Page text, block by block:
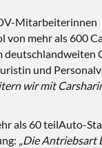
Mitarbeiterinnen
mehr als 600
und
wir mit
als 60 teilAuto-
„Die Antriebsart